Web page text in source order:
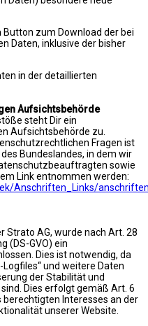
Button zum Download der bei
Daten, inklusive der bisher
in der detaillierten
Aufsichtsbehörde
steht Dir ein
Aufsichtsbehörde zu.
Fragen ist
Bundeslandes, in dem wir
sowie
Link entnommen werden:
Anschriften_Links/
Strato AG, wurde nach Art. 28
(DS-GVO) ein
Dies ist notwendig, da
und weitere Daten
der Stabilität und
Dies erfolgt gemäß Art. 6
berechtigten Interesses an der
unserer Website.